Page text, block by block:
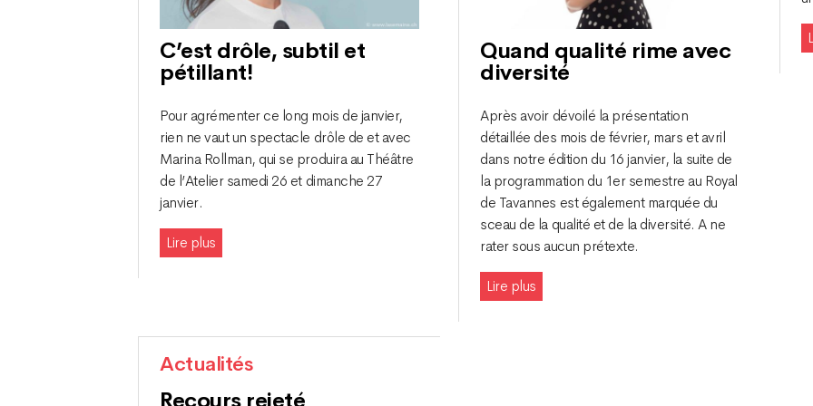
C’est drôle, subtil et
pétillant!
Pour agrémenter ce long mois de janvier,
rien ne vaut un spectacle drôle de et avec
Marina Rollman, qui se produira au Théâtre
de l’Atelier samedi 26 et dimanche 27
janvier.
Lire plus
Quand qualité rime avec
diversité
Après avoir dévoilé la présentation
détaillée des mois de février, mars et avril
dans notre édition du 16 janvier, la suite de
la programmation du 1er semestre au Royal
de Tavannes est également marquée du
sceau de la qualité et de la diversité. A ne
rater sous aucun prétexte.
Lire plus
Actualités
Recours rejeté